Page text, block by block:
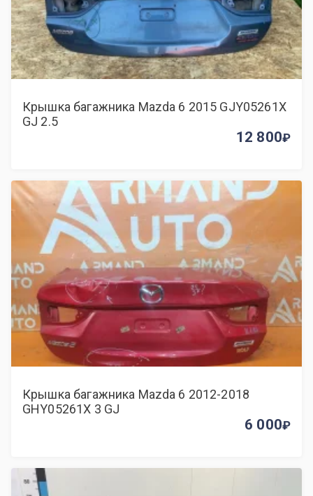
Крышка багажника Mazda 6 2015 GJY05261X
GJ 2.5
12 800
Крышка багажника Mazda 6 2012-2018
GHY05261X 3 GJ
6 000